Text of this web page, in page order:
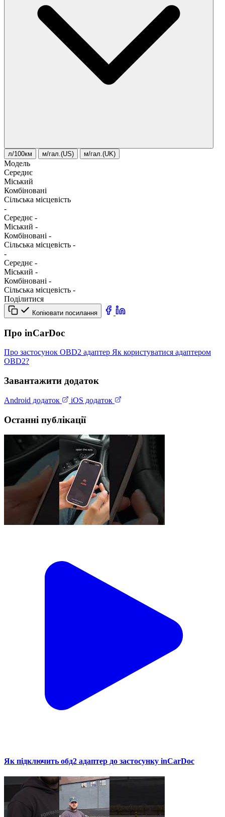
л/100км м/гал.(US) м/гал.(UK)
Модель
Середнє
Міський
Комбіновані
Сільська місцевість
-
Середнє -
Міський -
Комбіновані -
Сільська місцевість -
-
Середнє -
Міський -
Комбіновані -
Сільська місцевість -
Поділитися
Копіювати посилання
Про inCarDoc
Про застосунок OBD2 адаптер Як користуватися адаптером
OBD2?
Завантажити додаток
Android додаток iOS додаток
Останні публікації
Як підключить обд2 адаптер до застосунку inCarDoc